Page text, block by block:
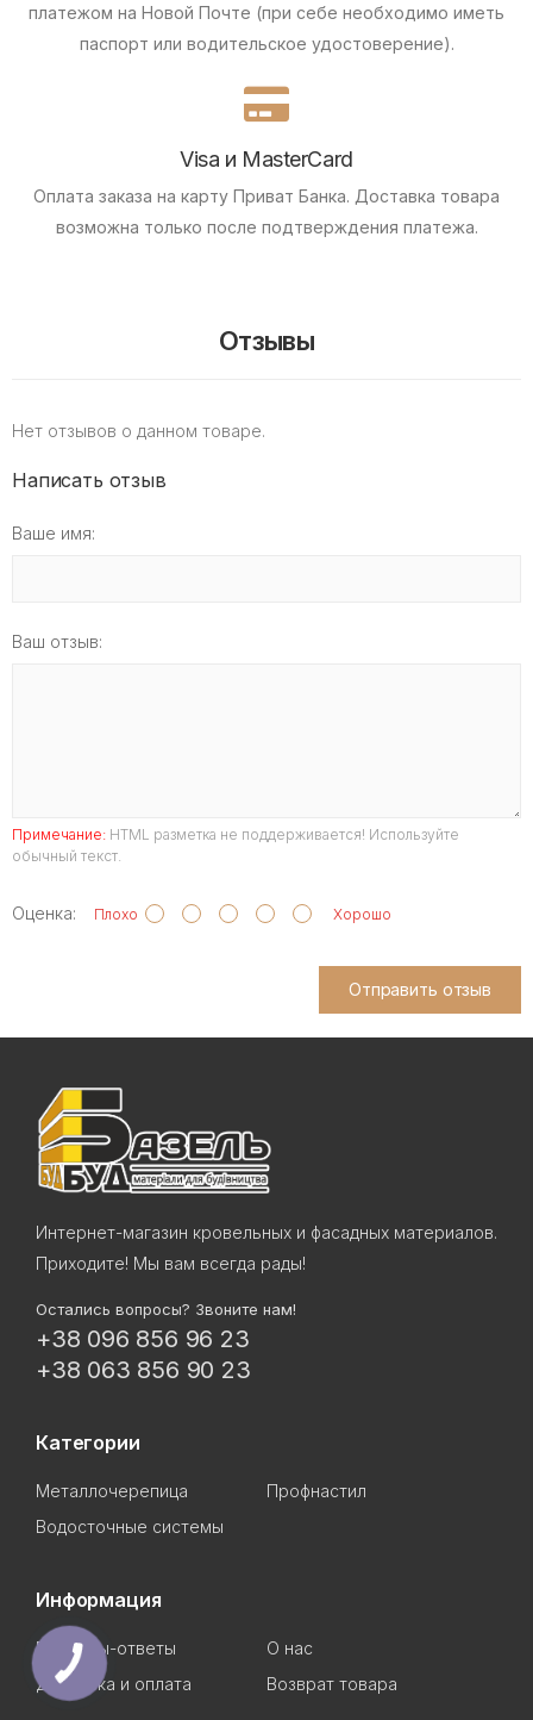
платежом на Новой Почте (при себе необходимо иметь
паспорт или водительское удостоверение).
Visa и MasterCard
Оплата заказа на карту Приват Банка. Доставка товара
возможна только после подтверждения платежа.
Отзывы
Нет отзывов о данном товаре.
Написать отзыв
Ваше имя:
Ваш отзыв:
Примечание: HTML разметка не поддерживается! Используйте
обычный текст.
Оценка: Плохо Хорошо
Отправить отзыв
Интернет-магазин кровельных и фасадных материалов.
Приходите! Мы вам всегда рады!
Остались вопросы? Звоните нам!
+38 096 856 96 23
+38 063 856 90 23
Категории
Металлочерепица
Профнастил
Водосточные системы
Информация
Вопросы-ответы
О нас
Доставка и оплата
Возврат товара